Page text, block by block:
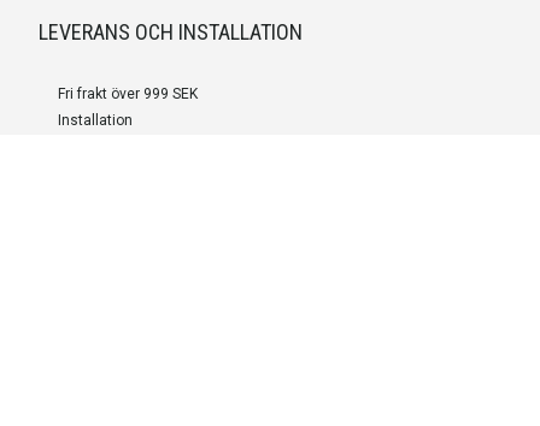
LEVERANS OCH INSTALLATION
Fri frakt över 999 SEK
Installation